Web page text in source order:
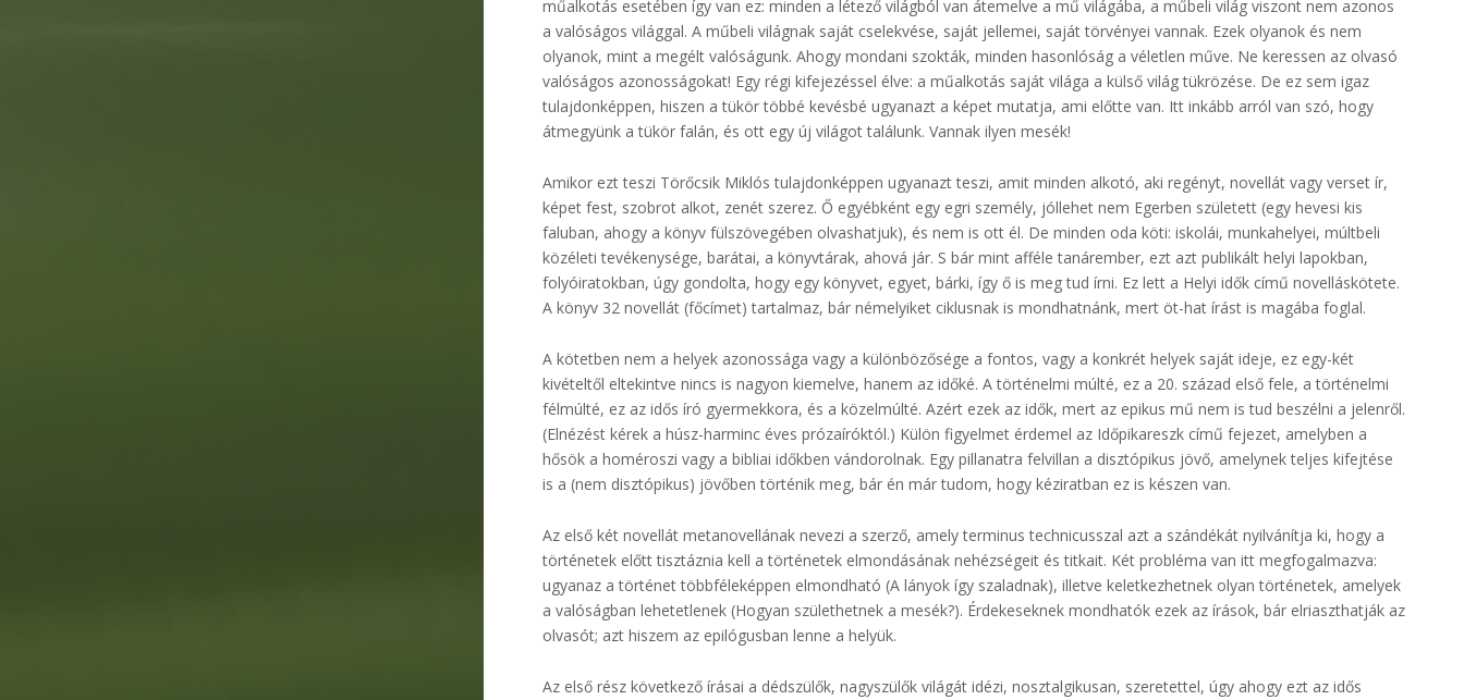
műalkotás esetében így van ez: minden a létező világból van átemelve a mű világába, a műbeli világ viszont nem azonos
a valóságos világgal. A műbeli világnak saját cselekvése, saját jellemei, saját törvényei vannak. Ezek olyanok és nem
olyanok, mint a megélt valóságunk. Ahogy mondani szokták, minden hasonlóság a véletlen műve. Ne keressen az olvasó
valóságos azonosságokat! Egy régi kifejezéssel élve: a műalkotás saját világa a külső világ tükrözése. De ez sem igaz
tulajdonképpen, hiszen a tükör többé kevésbé ugyanazt a képet mutatja, ami előtte van. Itt inkább arról van szó, hogy
átmegyünk a tükör falán, és ott egy új világot találunk. Vannak ilyen mesék!
Amikor ezt teszi Törőcsik Miklós tulajdonképpen ugyanazt teszi, amit minden alkotó, aki regényt, novellát vagy verset ír,
képet fest, szobrot alkot, zenét szerez. Ő egyébként egy egri személy, jóllehet nem Egerben született (egy hevesi kis
faluban, ahogy a könyv fülszövegében olvashatjuk), és nem is ott él. De minden oda köti: iskolái, munkahelyei, múltbeli
közéleti tevékenysége, barátai, a könyvtárak, ahová jár. S bár mint afféle tanárember, ezt azt publikált helyi lapokban,
folyóiratokban, úgy gondolta, hogy egy könyvet, egyet, bárki, így ő is meg tud írni. Ez lett a Helyi idők című novelláskötete.
A könyv 32 novellát (főcímet) tartalmaz, bár némelyiket ciklusnak is mondhatnánk, mert öt-hat írást is magába foglal.
A kötetben nem a helyek azonossága vagy a különbözősége a fontos, vagy a konkrét helyek saját ideje, ez egy-két
kivételtől eltekintve nincs is nagyon kiemelve, hanem az időké. A történelmi múlté, ez a 20. század első fele, a történelmi
félmúlté, ez az idős író gyermekkora, és a közelmúlté. Azért ezek az idők, mert az epikus mű nem is tud beszélni a jelenről.
(Elnézést kérek a húsz-harminc éves prózaíróktól.) Külön figyelmet érdemel az Időpikareszk című fejezet, amelyben a
hősök a homéroszi vagy a bibliai időkben vándorolnak. Egy pillanatra felvillan a disztópikus jövő, amelynek teljes kifejtése
is a (nem disztópikus) jövőben történik meg, bár én már tudom, hogy kéziratban ez is készen van.
Az első két novellát metanovellának nevezi a szerző, amely terminus technicusszal azt a szándékát nyilvánítja ki, hogy a
történetek előtt tisztáznia kell a történetek elmondásának nehézségeit és titkait. Két probléma van itt megfogalmazva:
ugyanaz a történet többféleképpen elmondható (A lányok így szaladnak), illetve keletkezhetnek olyan történetek, amelyek
a valóságban lehetetlenek (Hogyan születhetnek a mesék?). Érdekeseknek mondhatók ezek az írások, bár elriaszthatják az
olvasót; azt hiszem az epilógusban lenne a helyük.
Az első rész következő írásai a dédszülők, nagyszülők világát idézi, nosztalgikusan, szeretettel, úgy ahogy ezt az idős